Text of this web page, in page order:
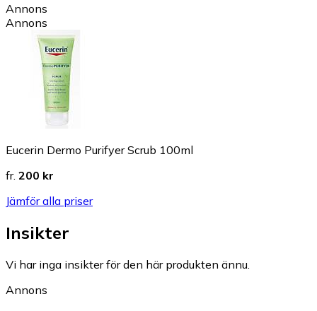
Annons
Annons
Eucerin Dermo Purifyer Scrub 100ml
fr. 200 kr
Jämför alla priser
Insikter
Vi har inga insikter för den här produkten ännu.
Annons